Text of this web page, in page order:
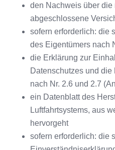
den Nachweis über die
abgeschlossene
sofern erforderlich: die
des Eigentümers nach
die Erklärung zur
Datenschutzes und
nach Nr. 2.6 und 2.7
ein Datenblatt des
Luftfahrtsystems, aus
hervorgeht
sofern erforderlich: die